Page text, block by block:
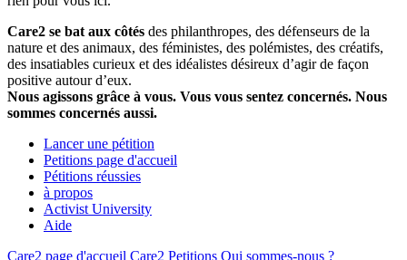
Care2 se bat aux côtés des philanthropes, des défenseurs de la
nature et des animaux, des féministes, des polémistes, des créatifs,
des insatiables curieux et des idéalistes désireux d’agir de façon
positive autour d’eux.
Nous agissons grâce à vous. Vous vous sentez concernés. Nous
sommes concernés aussi.
Lancer une pétition
Petitions page d'accueil
Pétitions réussies
à propos
Activist University
Aide
Care2 page d'accueil Care2 Petitions Qui sommes-nous ?